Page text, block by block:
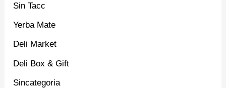
Sin Tacc
Yerba Mate
Deli Market
Deli Box & Gift
Sincategoria